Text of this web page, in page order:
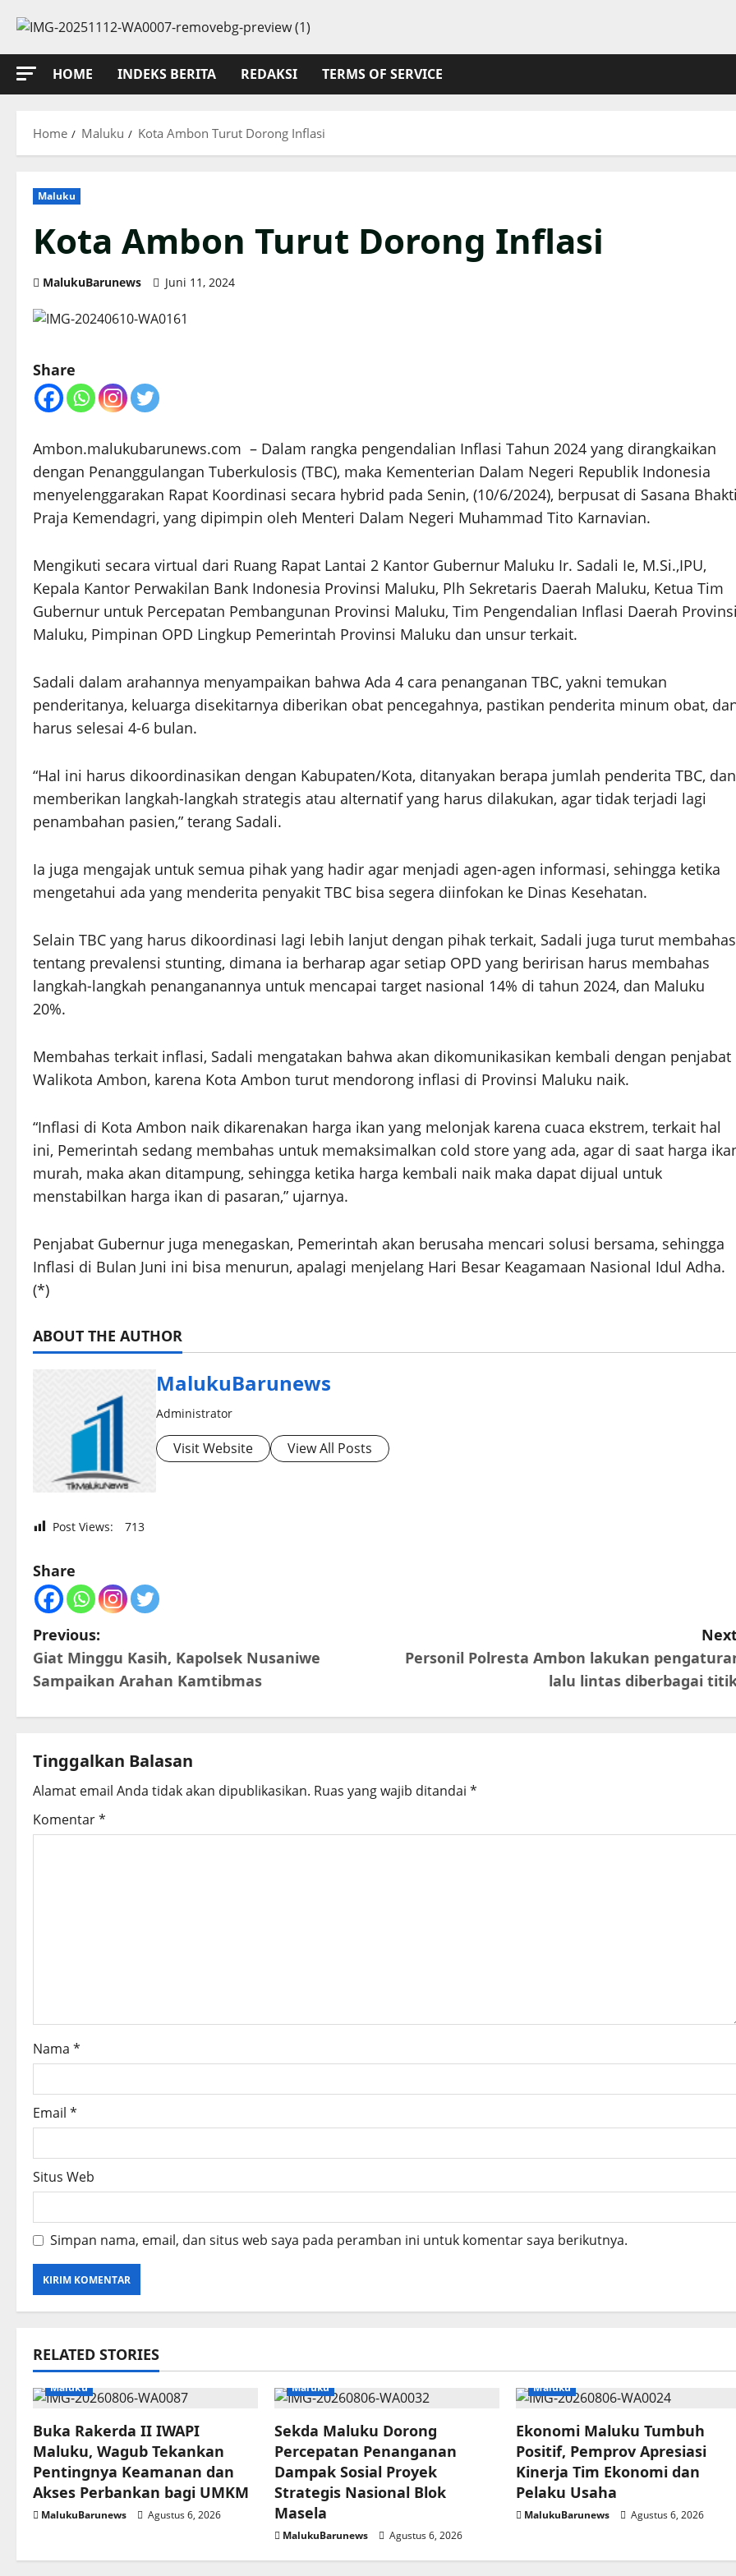
content
HOME
INDEKS BERITA REDAKSI TERMS OF SERVICE
Home Maluku Kota Ambon Turut Dorong Inflasi
Maluku
Kota Ambon Turut Dorong Inflasi
MalukuBarunews Juni 11, 2024
Share
Ambon.malukubarunews.com – Dalam rangka pengendalian Inflasi Tahun 2024 yang dirangkaikan
dengan Penanggulangan Tuberkulosis (TBC), maka Kementerian Dalam Negeri Republik Indonesia
menyelenggarakan Rapat Koordinasi secara hybrid pada Senin, (10/6/2024), berpusat di Sasana
Praja Kemendagri, yang dipimpin oleh Menteri Dalam Negeri Muhammad Tito Karnavian.
Mengikuti secara virtual dari Ruang Rapat Lantai 2 Kantor Gubernur Maluku Ir. Sadali Ie, M.Si.,IPU,
Kepala Kantor Perwakilan Bank Indonesia Provinsi Maluku, Plh Sekretaris Daerah Maluku, Ketua Tim
Gubernur untuk Percepatan Pembangunan Provinsi Maluku, Tim Pengendalian Inflasi Daerah
Maluku, Pimpinan OPD Lingkup Pemerintah Provinsi Maluku dan unsur terkait.
Sadali dalam arahannya menyampaikan bahwa Ada 4 cara penanganan TBC, yakni temukan
penderitanya, keluarga disekitarnya diberikan obat pencegahnya, pastikan penderita minum obat,
harus selesai 4-6 bulan.
“Hal ini harus dikoordinasikan dengan Kabupaten/Kota, ditanyakan berapa jumlah penderita TBC, dan
memberikan langkah-langkah strategis atau alternatif yang harus dilakukan, agar tidak terjadi lagi
penambahan pasien,” terang Sadali.
Ia juga mengajak untuk semua pihak yang hadir agar menjadi agen-agen informasi, sehingga ketika
mengetahui ada yang menderita penyakit TBC bisa segera diinfokan ke Dinas Kesehatan.
Selain TBC yang harus dikoordinasi lagi lebih lanjut dengan pihak terkait, Sadali juga turut membahas
tentang prevalensi stunting, dimana ia berharap agar setiap OPD yang beririsan harus membahas
langkah-langkah penanganannya untuk mencapai target nasional 14% di tahun 2024, dan Maluku
20%.
Membahas terkait inflasi, Sadali mengatakan bahwa akan dikomunikasikan kembali dengan penjabat
Walikota Ambon, karena Kota Ambon turut mendorong inflasi di Provinsi Maluku naik.
“Inflasi di Kota Ambon naik dikarenakan harga ikan yang melonjak karena cuaca ekstrem, terkait hal
ini, Pemerintah sedang membahas untuk memaksimalkan cold store yang ada, agar di saat harga
murah, maka akan ditampung, sehingga ketika harga kembali naik maka dapat dijual untuk
menstabilkan harga ikan di pasaran,” ujarnya.
Penjabat Gubernur juga menegaskan, Pemerintah akan berusaha mencari solusi bersama, sehingga
Inflasi di Bulan Juni ini bisa menurun, apalagi menjelang Hari Besar Keagamaan Nasional Idul Adha.
(*)
ABOUT THE AUTHOR
MalukuBarunews
Administrator
Visit Website View All Posts
Post Views: 713
Share
P
o
s
n
a
v
i
o
n
Previous:
Giat Minggu Kasih, Kapolsek Nusaniwe
Sampaikan Arahan Kamtibmas
Personil Polresta Ambon lakukan
lalu lintas diberbagai
Tinggalkan Balasan
Alamat email Anda tidak akan dipublikasikan. Ruas yang wajib ditandai *
Komentar*
Nama *
Email *
Situs Web
Simpan nama, email, dan situs web saya pada peramban ini untuk komentar saya berikutnya.
RELATED STORIES
Maluku
Buka Rakerda II IWAPI
Maluku, Wagub Tekankan
Pentingnya Keamanan dan
Akses Perbankan bagi UMKM
MalukuBarunews Agustus 6, 2026
Maluku
Sekda Maluku Dorong
Percepatan Penanganan
Dampak Sosial Proyek
Strategis Nasional Blok
Masela
MalukuBarunews Agustus 6, 2026
Maluku
Ekonomi Maluku Tumbuh
Positif, Pemprov Apresiasi
Kinerja Tim Ekonomi dan
Pelaku Usaha
MalukuBarunews Agustus 6, 2026